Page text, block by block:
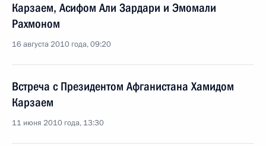
Карзаем, Асифом Али Зардари и Эмомали
Рахмоном
16 августа 2010 года, 09:20
Встреча с Президентом Афганистана Хамидом
Карзаем
11 июня 2010 года, 13:30